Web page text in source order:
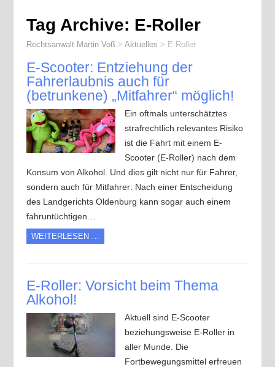
Tag Archive: E-Roller
Rechtsanwalt Martin Voß> Aktuelles > E-Roller
E-Scooter: Entziehung der
Fahrerlaubnis auch für
(betrunkene) „Mitfahrer“ möglich!
Ein oftmals unterschätztes
strafrechtlich relevantes Risiko
ist die Fahrt mit einem E-
Scooter (E-Roller) nach dem
Konsum von Alkohol. Und dies gilt nicht nur für Fahrer,
sondern auch für Mitfahrer: Nach einer Entscheidung
des Landgerichts Oldenburg kann sogar auch einem
fahruntüchtigen…
WEITERLESEN …
E-Roller: Vorsicht beim Thema
Alkohol!
Aktuell sind E-Scooter
beziehungsweise E-Roller in
aller Munde. Die
Fortbewegungsmittel erfreuen